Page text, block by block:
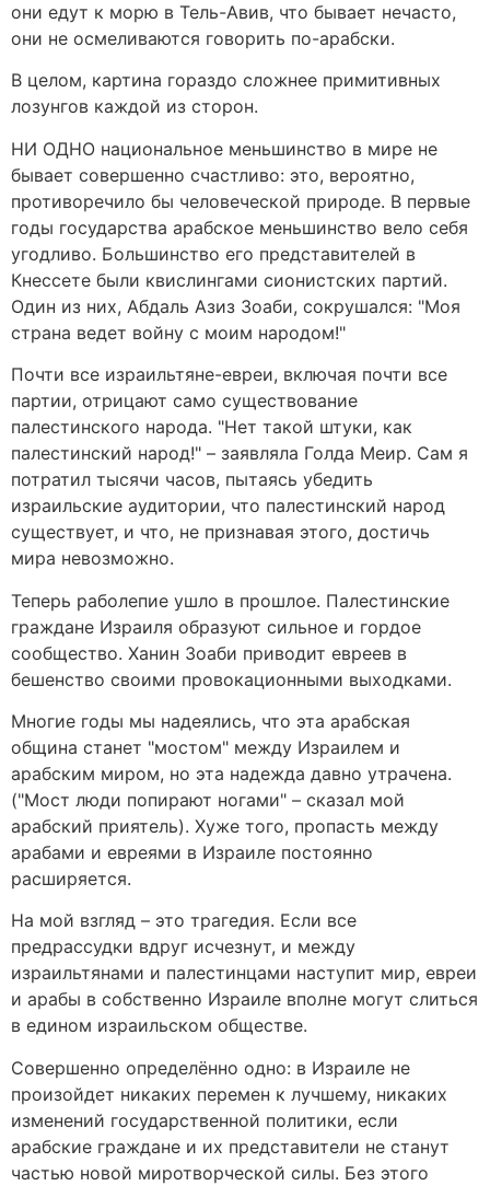
они едут к морю в Тель-Авив, что бывает нечасто,
они не осмеливаются говорить по-арабски.
В целом, картина гораздо сложнее примитивных
лозунгов каждой из сторон.
НИ ОДНО национальное меньшинство в мире не
бывает совершенно счастливо: это, вероятно,
противоречило бы человеческой природе. В первые
годы государства арабское меньшинство вело себя
угодливо. Большинство его представителей в
Кнессете были квислингами сионистских партий.
Один из них, Абдаль Азиз Зоаби, сокрушался: "Моя
страна ведет войну с моим народом!"
Почти все израильтяне-евреи, включая почти все
партии, отрицают само существование
палестинского народа. "Нет такой штуки, как
палестинский народ!" – заявляла Голда Меир. Сам я
потратил тысячи часов, пытаясь убедить
израильские аудитории, что палестинский народ
существует, и что, не признавая этого, достичь
мира невозможно.
Теперь раболепие ушло в прошлое. Палестинские
граждане Израиля образуют сильное и гордое
сообщество. Ханин Зоаби приводит евреев в
бешенство своими провокационными выходками.
Многие годы мы надеялись, что эта арабская
община станет "мостом" между Израилем и
арабским миром, но эта надежда давно утрачена.
("Мост люди попирают ногами" – сказал мой
арабский приятель). Хуже того, пропасть между
арабами и евреями в Израиле постоянно
расширяется.
На мой взгляд – это трагедия. Если все
предрассудки вдруг исчезнут, и между
израильтянами и палестинцами наступит мир, евреи
и арабы в собственно Израиле вполне могут слиться
в едином израильском обществе.
Совершенно определённо одно: в Израиле не
произойдет никаких перемен к лучшему, никаких
изменений государственной политики, если
арабские граждане и их представители не станут
частью новой миротворческой силы. Без этого